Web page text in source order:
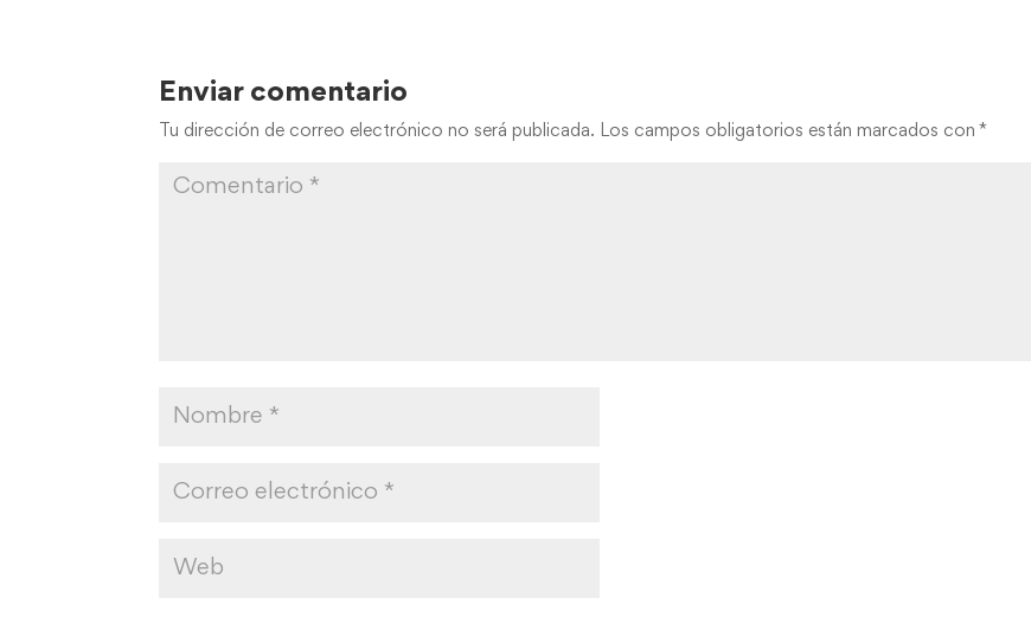
Enviar comentario
Tu dirección de correo electrónico no será publicada. Los campos obligatorios están marcados con*